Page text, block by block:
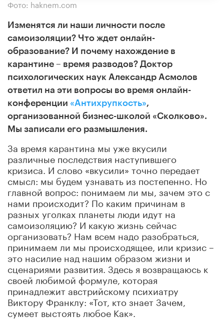
Фото: haknem.com
Изменятся ли наши личности после
самоизоляции? Что ждет онлайн-
образование? И почему нахождение в
карантине – время разводов? Доктор
психологических наук Александр Асмолов
ответил на эти вопросы во время онлайн-
конференции «Антихрупкость»,
организованной бизнес-школой «Сколково».
Мы записали его размышления.
За время карантина мы уже вкусили
различные последствия наступившего
кризиса. И слово «вкусили» точно передает
смысл: мы будем узнавать из постепенно. Но
главной вопрос: понимаем ли мы, зачем это с
нами происходит? По каким причинам в
разных уголках планеты люди идут на
самоизоляцию? И какую жизнь сейчас
организовать? Нам всем надо разобраться,
принимаем ли мы происходящее, или кризис –
это насилие над нашим образом жизни и
сценариями развития. Здесь я возвращаюсь к
своей любимой формуле, которая
принадлежит австрийскому психиатру
Виктору Франклу: «Тот, кто знает Зачем,
сумеет выстоять любое Как».